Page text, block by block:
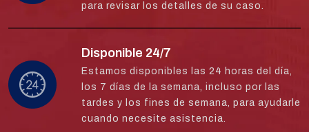
para revisar los detalles de su caso.
Disponible 24/7
Estamos disponibles las 24 horas del día,
los 7 días de la semana, incluso por las
tardes y los fines de semana, para ayudarle
cuando necesite asistencia.